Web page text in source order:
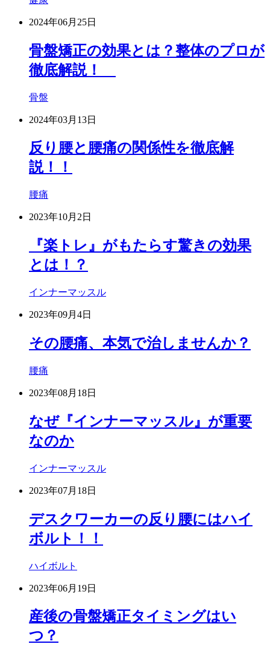
2024年06月25日
骨盤矯正の効果とは？整体のプロが
徹底解説！
骨盤
2024年03月13日
反り腰と腰痛の関係性を徹底解
説！！
腰痛
2023年10月2日
『楽トレ』がもたらす驚きの効果
とは！？
インナーマッスル
2023年09月4日
その腰痛、本気で治しませんか？
腰痛
2023年08月18日
なぜ『インナーマッスル』が重要
なのか
インナーマッスル
2023年07月18日
デスクワーカーの反り腰にはハイ
ボルト！！
ハイボルト
2023年06月19日
産後の骨盤矯正タイミングはい
つ？